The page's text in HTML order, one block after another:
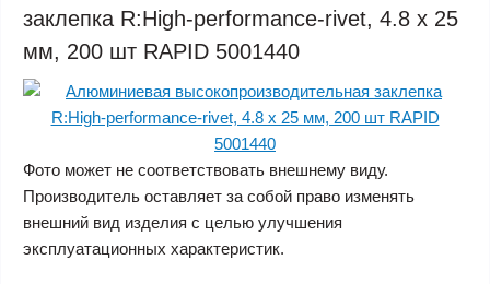
заклепка R:High-performance-rivet, 4.8 х 25
мм, 200 шт RAPID 5001440
Фото может не соответствовать внешнему виду.
Производитель оставляет за собой право изменять
внешний вид изделия с целью улучшения
эксплуатационных характеристик.